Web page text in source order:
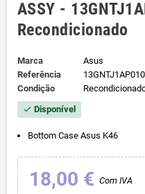
ASSY -
Recondicionado
Marca
Asus
Referência
Condição
check Disponível
Bottom Case Asus K46
18,00 € Com IVA